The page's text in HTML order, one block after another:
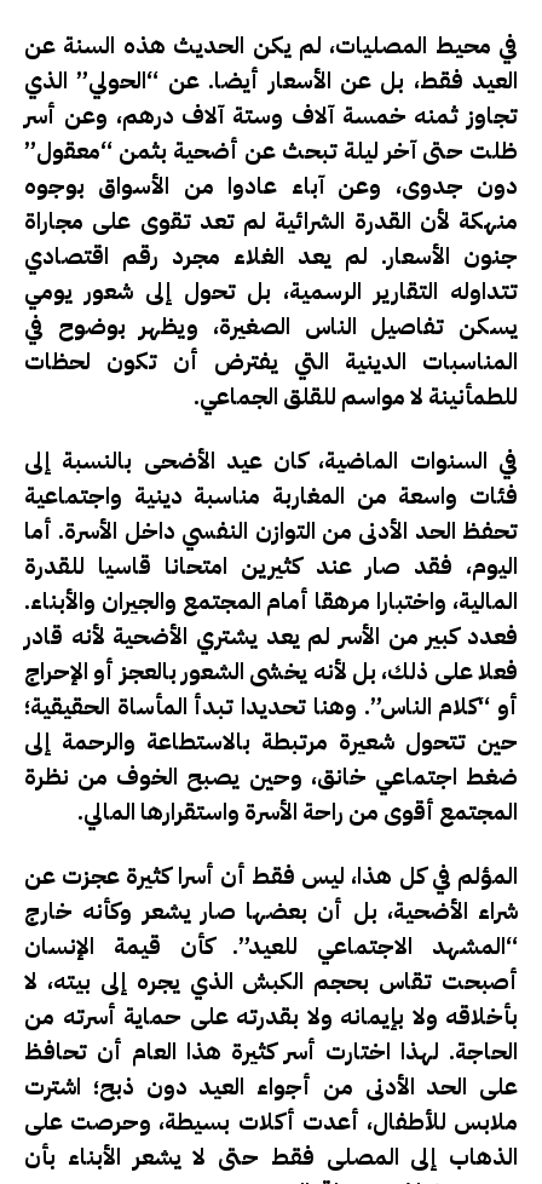
في محيط المصليات، لم يكن الحديث هذه السنة عن
العيد فقط، بل عن الأسعار أيضا. عن “الحولي” الذي
تجاوز ثمنه خمسة آلاف وستة آلاف درهم، وعن أسر
ظلت حتى آخر ليلة تبحث عن أضحية بثمن “معقول”
دون جدوى، وعن آباء عادوا من الأسواق بوجوه
منهكة لأن القدرة الشرائية لم تعد تقوى على مجاراة
جنون الأسعار. لم يعد الغلاء مجرد رقم اقتصادي
تتداوله التقارير الرسمية، بل تحول إلى شعور يومي
يسكن تفاصيل الناس الصغيرة، ويظهر بوضوح في
المناسبات الدينية التي يفترض أن تكون لحظات
للطمأنينة لا مواسم للقلق الجماعي.
في السنوات الماضية، كان عيد الأضحى بالنسبة إلى
فئات واسعة من المغاربة مناسبة دينية واجتماعية
تحفظ الحد الأدنى من التوازن النفسي داخل الأسرة. أما
اليوم، فقد صار عند كثيرين امتحانا قاسيا للقدرة
المالية، واختبارا مرهقا أمام المجتمع والجيران والأبناء.
فعدد كبير من الأسر لم يعد يشتري الأضحية لأنه قادر
فعلا على ذلك، بل لأنه يخشى الشعور بالعجز أو الإحراج
أو “كلام الناس”. وهنا تحديدا تبدأ المأساة الحقيقية؛
حين تتحول شعيرة مرتبطة بالاستطاعة والرحمة إلى
ضغط اجتماعي خانق، وحين يصبح الخوف من نظرة
المجتمع أقوى من راحة الأسرة واستقرارها المالي.
المؤلم في كل هذا، ليس فقط أن أسرا كثيرة عجزت عن
شراء الأضحية، بل أن بعضها صار يشعر وكأنه خارج
“المشهد الاجتماعي للعيد”. كأن قيمة الإنسان
أصبحت تقاس بحجم الكبش الذي يجره إلى بيته، لا
بأخلاقه ولا بإيمانه ولا بقدرته على حماية أسرته من
الحاجة. لهذا اختارت أسر كثيرة هذا العام أن تحافظ
على الحد الأدنى من أجواء العيد دون ذبح؛ اشترت
ملابس للأطفال، أعدت أكلات بسيطة، وحرصت على
الذهاب إلى المصلى فقط حتى لا يشعر الأبناء بأن